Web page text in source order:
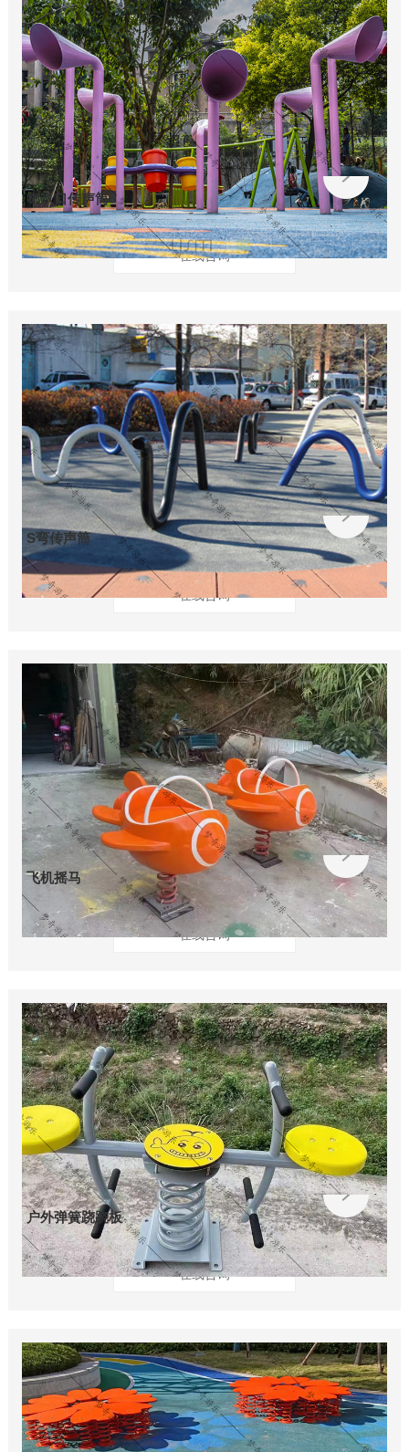
喇叭口传声筒
在线咨询
S弯传声筒
在线咨询
飞机摇马
在线咨询
户外弹簧跷跷板
在线咨询